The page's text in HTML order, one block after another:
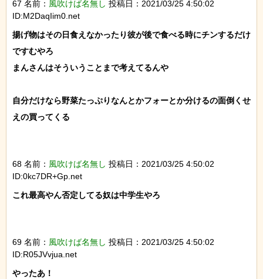
67 名前： 風吹けば名無し 投稿日：2021/03/25 4:50:02
ID:M2DaqIim0.net
揚げ物はその日食えなかったり彼が後で食べる時にチンするだけ
ですむやろ
まんさんはそういうことまで考えてるんや
自分だけなら野菜たっぷりなんとかフォーとか分けるの面倒くせ
えの買ってくる
68 名前： 風吹けば名無し 投稿日：2021/03/25 4:50:02
ID:0kc7DR+Gp.net
これ最高やん否定してる奴は中学生やろ
69 名前： 風吹けば名無し 投稿日：2021/03/25 4:50:02
ID:R05JVvjua.net
やったあ！